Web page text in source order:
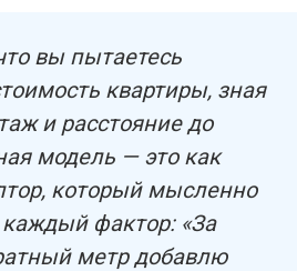
вы пытаетесь
квартиры, зная
и расстояние до
модель — это как
который мысленно
каждый фактор: «За
метр добавлю